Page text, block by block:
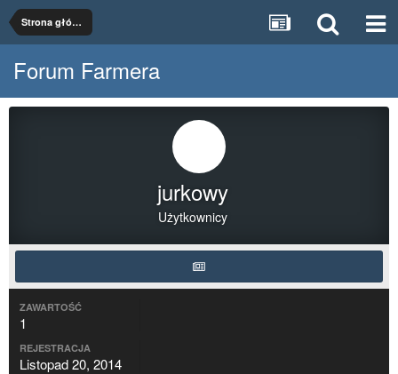
Strona główna
Forum Farmera
jurkowy
Użytkownicy
ZAWARTOŚĆ
1
REJESTRACJA
Listopad 20, 2014